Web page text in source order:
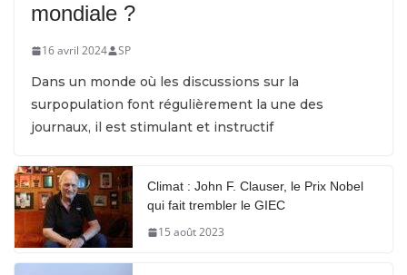
mondiale ?
16 avril 2024 SP
Dans un monde où les discussions sur la
surpopulation font régulièrement la une des
journaux, il est stimulant et instructif
Climat : John F. Clauser, le Prix Nobel
qui fait trembler le GIEC
15 août 2023